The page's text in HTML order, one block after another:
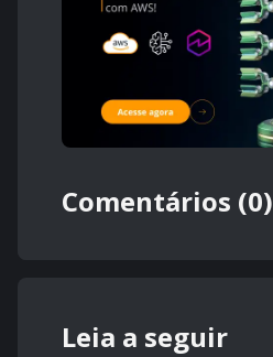
Comentários (0)
Leia a seguir